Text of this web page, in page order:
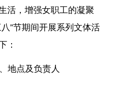
活，增强女职工的凝聚
”节期间开展系列文体活
：
地点及负责人